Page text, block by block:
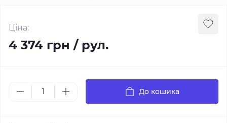
Ціна:
4 374 грн / рул.
До кошика